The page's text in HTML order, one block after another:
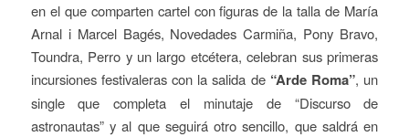
en el que comparten cartel con figuras de la talla de María
Arnal i Marcel Bagés, Novedades Carmiña, Pony Bravo,
Toundra, Perro y un largo etcétera, celebran sus primeras
incursiones festivaleras con la salida de“Arde Roma”, un
single que completa el minutaje de “Discurso de
astronautas” y al que seguirá otro sencillo, que saldrá en